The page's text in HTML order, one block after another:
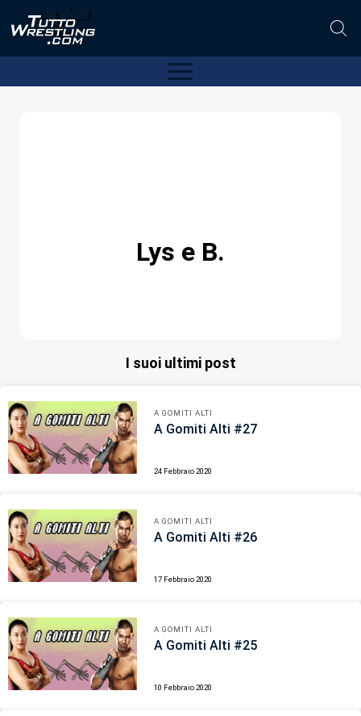
Lys e B.
I suoi ultimi post
A GOMITI ALTI
A Gomiti Alti #27
24 Febbraio 2020
A GOMITI ALTI
A Gomiti Alti #26
17 Febbraio 2020
A GOMITI ALTI
A Gomiti Alti #25
10 Febbraio 2020